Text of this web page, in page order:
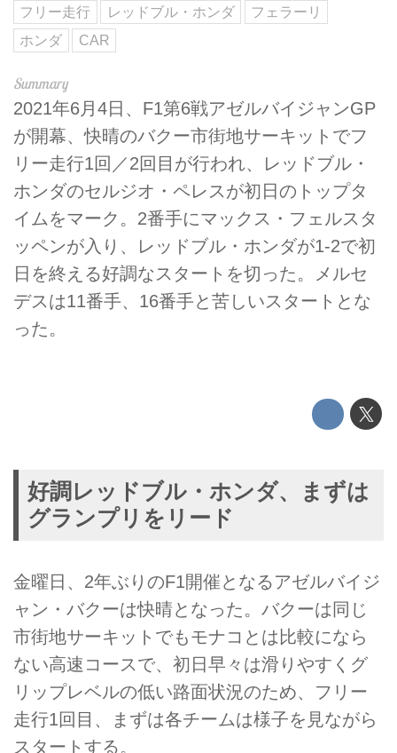
フリー走行
レッドブル・ホンダ
フェラーリ
ホンダ
CAR
2021年6月4日、F1第6戦アゼルバイジャンGP
が開幕、快晴のバクー市街地サーキットでフ
リー走行1回／2回目が行われ、レッドブル・
ホンダのセルジオ・ペレスが初日のトップタ
イムをマーク。2番手にマックス・フェルスタ
ッペンが入り、レッドブル・ホンダが1-2で初
日を終える好調なスタートを切った。メルセ
デスは11番手、16番手と苦しいスタートとな
った。
好調レッドブル・ホンダ、まずは
グランプリをリード
金曜日、2年ぶりのF1開催となるアゼルバイジ
ャン・バクーは快晴となった。バクーは同じ
市街地サーキットでもモナコとは比較になら
ない高速コースで、初日早々は滑りやすくグ
リップレベルの低い路面状況のため、フリー
走行1回目、まずは各チームは様子を見ながら
スタートする。